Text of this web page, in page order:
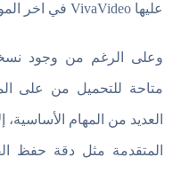
عليها VivaVideo في اخر الموضوع.
متاحة للتحميل من على
العديد من المهام
المتقدمة مثل دقة حفظ